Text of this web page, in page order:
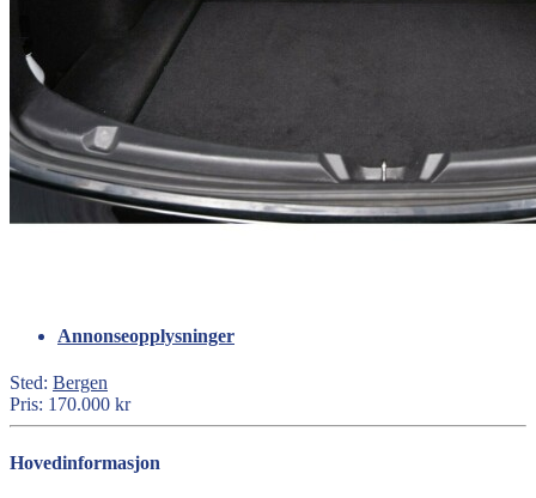
Annonseopplysninger
Sted: Bergen
Pris: 170.000 kr
Hovedinformasjon